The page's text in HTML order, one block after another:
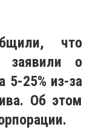
что
заявили о
5-25% из-за
Об этом